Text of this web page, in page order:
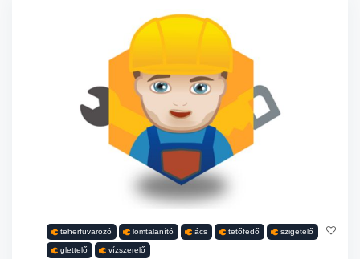
teherfuvarozó lomtalanító ács tetőfedő szigetelő
glettelő vízszerelő